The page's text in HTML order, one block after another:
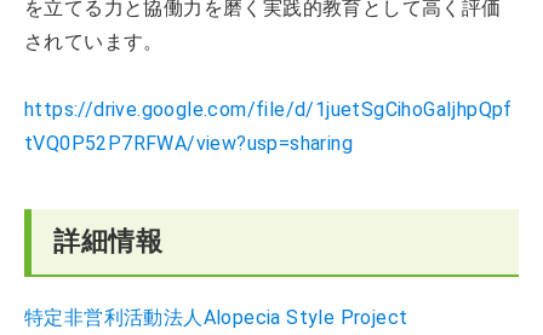
を立てる力と協働力を磨く実践的教育として高く評価
されています。
https://drive.google.com/file/d/1juetSgCihoGaIjhpQpf
tVQ0P52P7RFWA/view?usp=sharing
詳細情報
特定非営利活動法人Alopecia Style Project